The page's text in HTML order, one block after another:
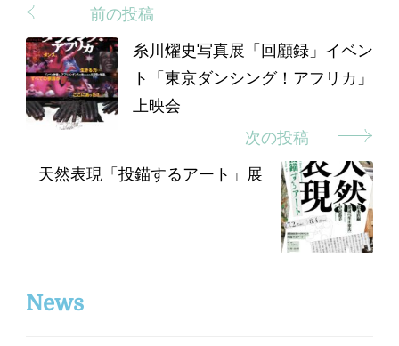
投
稿
ナ
ビ
ー
前の投稿
糸川燿史写真展「回顧録」イベン
ト「東京ダンシング！アフリカ」
上映会
次の投稿
天然表現「投錨するアート」展
News